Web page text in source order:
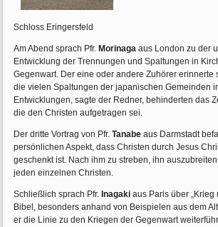
Schloss Eringersfeld
Am Abend sprach Pfr. Morinaga aus London zu der
Entwicklung der Trennungen und Spaltungen in
Gegenwart. Der eine oder andere Zuhörer erinnerte
die vielen Spaltungen der japanischen Gemeinden
Entwicklungen, sagte der Redner, behinderten das
die den Christen aufgetragen sei.
Der dritte Vortrag von Pfr.Tanabe aus Darmstadt
persönlichen Aspekt, dass Christen durch Jesus
geschenkt ist. Nach ihm zu streben, ihn
jeden einzelnen Christen.
Schließlich sprach Pfr. Inagaki aus Paris über „Krieg
Bibel, besonders anhand von Beispielen aus dem
er die Linie zu den Kriegen der Gegenwart